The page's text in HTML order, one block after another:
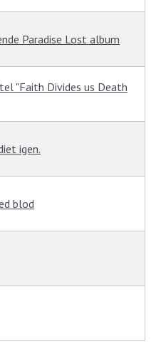
Paradise Lost album
"Faith Divides us Death
igen.
blod